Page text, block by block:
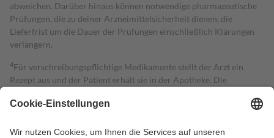
abweichen. Darüber hinaus können notwendige pharmazeutische
Prüfungen, die zu deiner Arzneimittelsicherheit dienen, die
Lieferfrist um die Dauer der Prüfungen einschließlich Klärungen
verlängern.
4Für verschreibungspflichtige Medikamente stellt der Arzt ein
Rezept aus und der Patient erhält sie in der Apotheke. Die
Kosten dafür, der Versicherte trägt einen Teil davon als Zuzahlung
Grundsätzlich leisten Mitglieder Zuzahlungen in Höhe von zehn